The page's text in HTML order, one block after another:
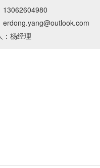
13062604980
erdong.yang@outlook.com
：杨经理